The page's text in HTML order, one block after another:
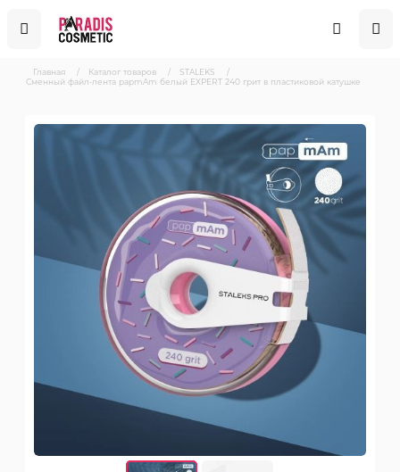
Главная / Каталог товаров / STALEKS
/
Сменный файл-лента papmAm белый EXPERT 240 грит в пластиковой катушке